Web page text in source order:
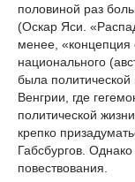
половиной раз
(Оскар Яси.
менее, «концепция
национального
была
Венгрии, где
политической
крепко
Габсбургов.
повествования.